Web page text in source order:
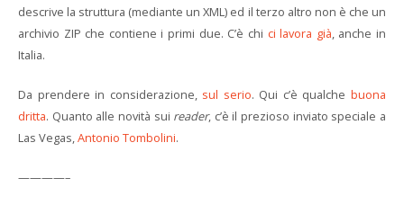
descrive la struttura (mediante un XML) ed il terzo altro non è che un
archivio ZIP che contiene i primi due. C’è chi ci lavora già, anche in
Italia.
Da prendere in considerazione, sul serio. Qui c’è qualchebuona
dritta. Quanto alle novità sui reader, c’è il prezioso inviato speciale a
Las Vegas,Antonio Tombolini.
————–